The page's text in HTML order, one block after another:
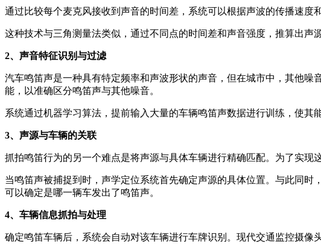
通过比较每个麦克风接收到声音的时间差，系统可以根据声波的传播速度
这种技术与三角测量法类似，通过不同点的时间差和声音强度，推算出声
2、声音特征识别与过滤
汽车鸣笛声是一种具有特定频率和声波形状的声音，但在城市中，其他
能，以准确区分鸣笛声与其他噪音。
系统通过机器学习算法，提前输入大量的车辆鸣笛声数据进行训练，使
3、声源与车辆的关联
抓拍鸣笛行为的另一个难点是将声源与具体车辆进行精确匹配。为了实现
当鸣笛声被捕捉到时，声学定位系统首先确定声源的具体位置。与此同
可以确定是哪一辆车发出了鸣笛声。
4、车辆信息抓拍与处理
确定鸣笛车辆后，系统会自动对该车辆进行车牌识别。现代交通监控摄